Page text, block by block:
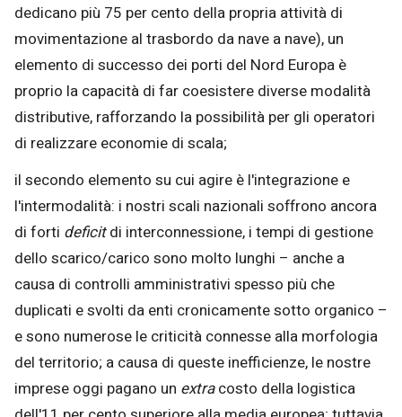
dedicano più 75 per cento della propria attività di
movimentazione al trasbordo da nave a nave), un
elemento di successo dei porti del Nord Europa è
proprio la capacità di far coesistere diverse modalità
distributive, rafforzando la possibilità per gli operatori
di realizzare economie di scala;
il secondo elemento su cui agire è l'integrazione e
l'intermodalità: i nostri scali nazionali soffrono ancora
di forti deficitdi interconnessione, i tempi di gestione
dello scarico/carico sono molto lunghi – anche a
causa di controlli amministrativi spesso più che
duplicati e svolti da enti cronicamente sotto organico –
e sono numerose le criticità connesse alla morfologia
del territorio; a causa di queste inefficienze, le nostre
imprese oggi pagano un extracosto della logistica